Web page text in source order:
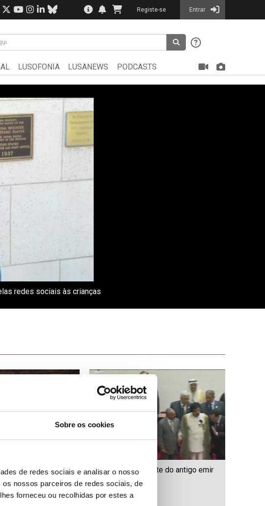
Sobre os cookies
de redes sociais e analisar o nosso
nossos parceiros de redes sociais, de
forneceu ou recolhidas por estes a
Registe-se Entrar
LUSOFONIA LUSANEWS PODCASTS
redes sociais às crianças
controlado e
a
Qatar anuncia morte do antigo emir
xeque Hamad